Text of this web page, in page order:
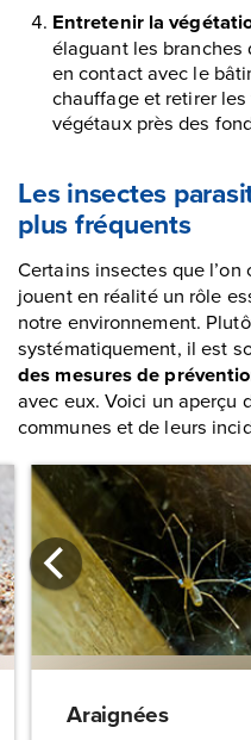
Entretenir la
élaguant les branches
en contact avec le
chauffage et retirer
végétaux près des
Les insectes
plus fréquents
Certains insectes que l’on
jouent en réalité un rôle
notre environnement.
systématiquement, il est
des mesures de
avec eux. Voici un aperçu
communes et de leurs
Araignées